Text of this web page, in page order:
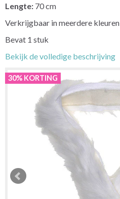
Lengte: 70 cm
Verkrijgbaar in meerdere kleuren
Bevat 1 stuk
Bekijk de volledige beschrijving
30% KORTING